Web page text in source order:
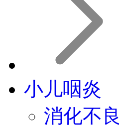
小儿咽炎
消化不良